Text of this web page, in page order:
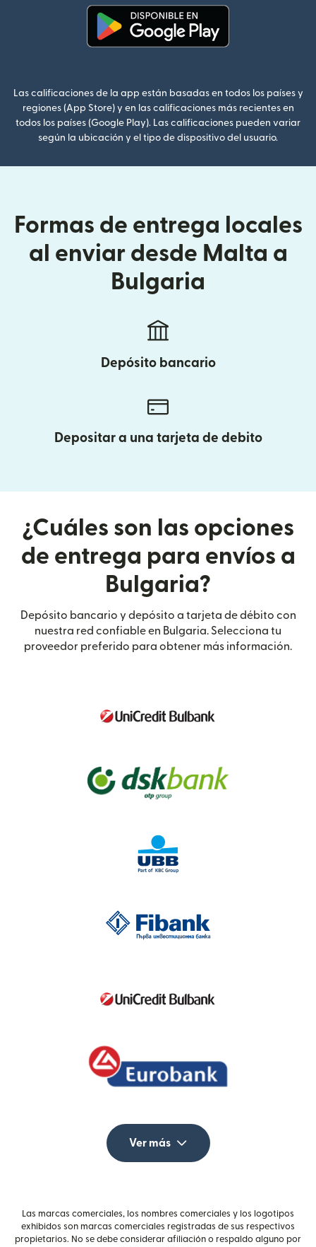
Las calificaciones de la app están basadas en todos los países y
regiones (App Store) y en las calificaciones más recientes en
todos los países (Google Play). Las calificaciones pueden variar
según la ubicación y el tipo de dispositivo del usuario.
Formas de entrega locales
al enviar desde Malta a
Bulgaria
Depósito bancario
Depositar a una tarjeta de debito
¿Cuáles son las opciones
de entrega para envíos a
Bulgaria?
Depósito bancario y depósito a tarjeta de débito con
nuestra red confiable en Bulgaria. Selecciona tu
proveedor preferido para obtener más información.
Ver más
Las marcas comerciales, los nombres comerciales y los logotipos
exhibidos son marcas comerciales registradas de sus respectivos
propietarios. No se debe considerar afiliación o respaldo alguno por